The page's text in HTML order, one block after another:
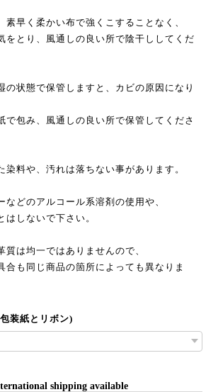
素早く柔かい布で強くこすることなく、
をとり、風通しの良い所で陰干ししてくだ
の状態で保管しますと、カビの原因になり
で包み、風通しの良い所で保管してくださ
染料や、汚れは落ちない事があります。
などのアルコール系溶剤の使用や、
しないで下さい。
質は均一ではありませんので、
合も同じ商品の箇所によっても異なりま
装紙とリボン)
shipping available